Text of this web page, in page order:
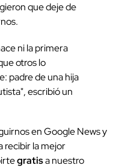
que deje de
ni la primera
otros lo
padre de una hija
escribió un
en Google News y
recibir la mejor
gratisa nuestro